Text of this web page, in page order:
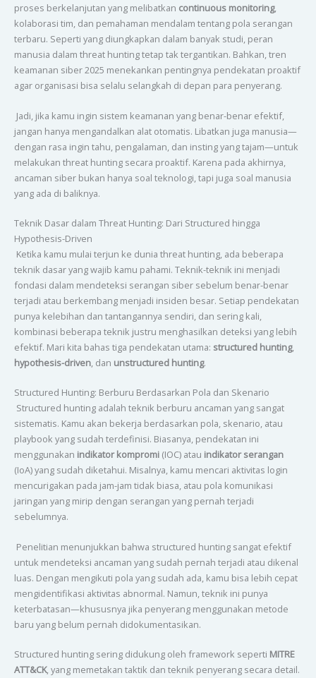
proses berkelanjutan yang melibatkan continuous monitoring,
kolaborasi tim, dan pemahaman mendalam tentang pola serangan
terbaru. Seperti yang diungkapkan dalam banyak studi, peran
manusia dalam threat hunting tetap tak tergantikan. Bahkan, tren
keamanan siber 2025 menekankan pentingnya pendekatan proaktif
agar organisasi bisa selalu selangkah di depan para penyerang.
Jadi, jika kamu ingin sistem keamanan yang benar-benar efektif,
jangan hanya mengandalkan alat otomatis. Libatkan juga manusia—
dengan rasa ingin tahu, pengalaman, dan insting yang tajam—untuk
melakukan threat hunting secara proaktif. Karena pada akhirnya,
ancaman siber bukan hanya soal teknologi, tapi juga soal manusia
yang ada di baliknya.
Teknik Dasar dalam Threat Hunting: Dari Structured hingga
Hypothesis-Driven
Ketika kamu mulai terjun ke dunia threat hunting, ada beberapa
teknik dasar yang wajib kamu pahami. Teknik-teknik ini menjadi
fondasi dalam mendeteksi serangan siber sebelum benar-benar
terjadi atau berkembang menjadi insiden besar. Setiap pendekatan
punya kelebihan dan tantangannya sendiri, dan sering kali,
kombinasi beberapa teknik justru menghasilkan deteksi yang lebih
efektif. Mari kita bahas tiga pendekatan utama: structured hunting,
hypothesis-driven, dan unstructured hunting.
Structured Hunting: Berburu Berdasarkan Pola dan Skenario
Structured hunting adalah teknik berburu ancaman yang sangat
sistematis. Kamu akan bekerja berdasarkan pola, skenario, atau
playbook yang sudah terdefinisi. Biasanya, pendekatan ini
menggunakan indikator kompromi(IOC) atau indikator serangan
(IoA) yang sudah diketahui. Misalnya, kamu mencari aktivitas login
mencurigakan pada jam-jam tidak biasa, atau pola komunikasi
jaringan yang mirip dengan serangan yang pernah terjadi
sebelumnya.
Penelitian menunjukkan bahwa structured hunting sangat efektif
untuk mendeteksi ancaman yang sudah pernah terjadi atau dikenal
luas. Dengan mengikuti pola yang sudah ada, kamu bisa lebih cepat
mengidentifikasi aktivitas abnormal. Namun, teknik ini punya
keterbatasan—khususnya jika penyerang menggunakan metode
baru yang belum pernah didokumentasikan.
Structured hunting sering didukung oleh framework seperti MITRE
ATT&CK, yang memetakan taktik dan teknik penyerang secara detail.